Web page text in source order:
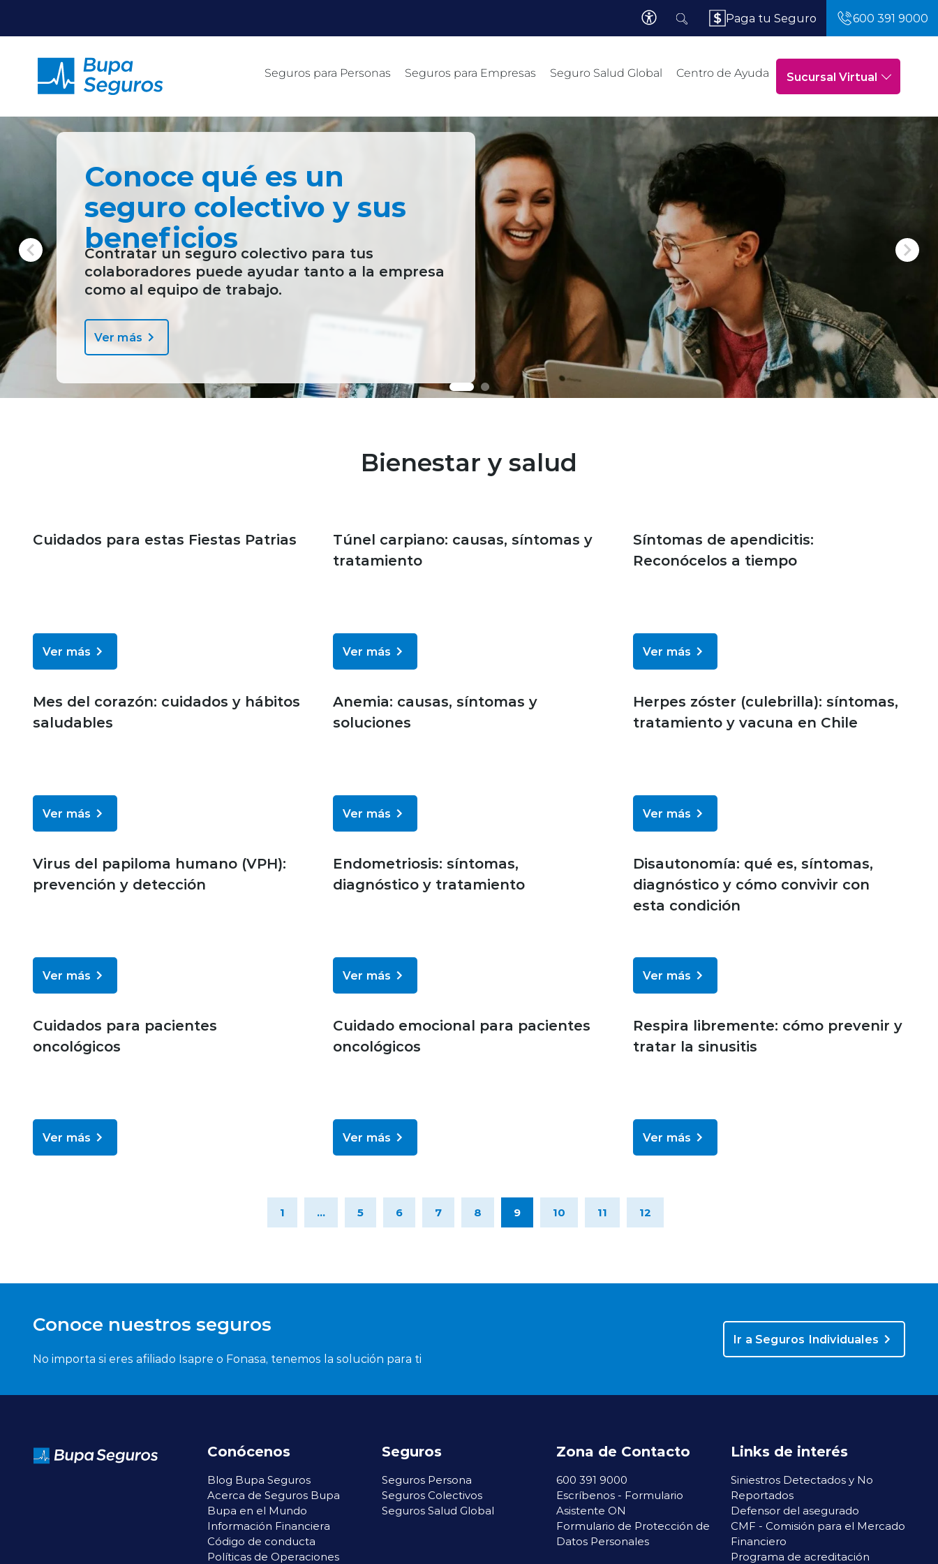
Paga tu Seguro
600 391 9000
Seguros para Personas Seguros para Empresas Seguro Salud Global Centro de Ayuda Sucursal Virtual
Conoce qué es un
seguro colectivo y sus
beneficios
Contratar un seguro colectivo para tus
colaboradores puede ayudar tanto a la empresa
como al equipo de trabajo.
Ver más
Bienestar y salud
Cuidados para estas Fiestas Patrias
Ver más
Túnel carpiano: causas, síntomas y
tratamiento
Ver más
Síntomas de apendicitis:
Reconócelos a tiempo
Ver más
Mes del corazón: cuidados y hábitos
saludables
Ver más
Anemia: causas, síntomas y
soluciones
Ver más
Herpes zóster (culebrilla): síntomas,
tratamiento y vacuna en Chile
Ver más
Virus del papiloma humano (VPH):
prevención y detección
Ver más
Endometriosis: síntomas,
diagnóstico y tratamiento
Ver más
Disautonomía: qué es, síntomas,
diagnóstico y cómo convivir con
esta condición
Ver más
Cuidados para pacientes
oncológicos
Ver más
Cuidado emocional para pacientes
oncológicos
Ver más
Respira libremente: cómo prevenir y
tratar la sinusitis
Ver más
1 ... 5 6 7 8 9 10 11 12
Conoce nuestros seguros
No importa si eres afiliado Isapre o Fonasa, tenemos la solución para ti
Ir a Seguros Individuales
Conócenos
Blog Bupa Seguros
Acerca de Seguros Bupa
Bupa en el Mundo
Información Financiera
Código de conducta
Políticas de Operaciones
Seguros
Seguros Persona
Seguros Colectivos
Seguros Salud Global
Zona de Contacto
600 391 9000
Escríbenos - Formulario
Asistente ON
Formulario de Protección de
Datos Personales
Links de interés
Siniestros Detectados y No
Reportados
Defensor del asegurado
CMF - Comisión para el Mercado
Financiero
Programa de acreditación